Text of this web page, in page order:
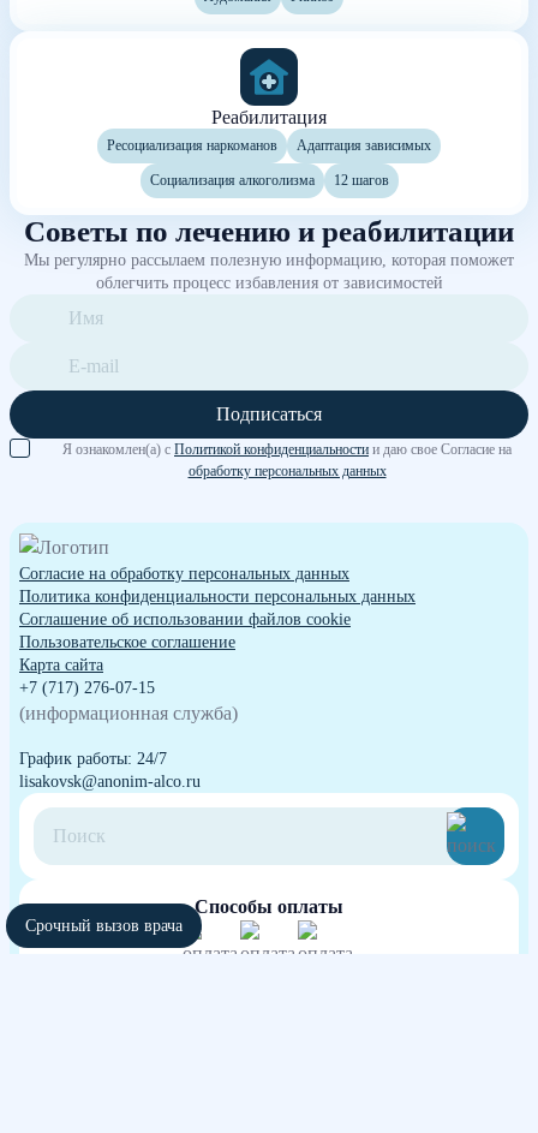
Реабилитация
Ресоциализация наркоманов Адаптация зависимых
Социализация алкоголизма 12 шагов
Советы по лечению и реабилитации
Мы регулярно рассылаем полезную информацию, которая поможет
облегчить процесс избавления от зависимостей
Подписаться
Я ознакомлен(а) с Политикой конфиденциальности и даю свое Согласие на
обработку персональных данных
Согласие на обработку персональных данных
Политика конфиденциальности персональных данных
Cоглашение об использовании файлов cookie
Пользовательское соглашение
Карта сайта
+7 (717) 276-07-15
(информационная служба)
График работы: 24/7
lisakovsk@anonim-alco.ru
Способы оплаты
Срочный вызов врача